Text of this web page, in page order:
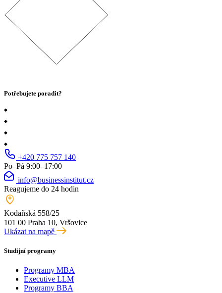
Potřebujete poradit?
+420 775 757 140
Po–Pá 9:00–17:00
info@businessinstitut.cz
Reagujeme do 24 hodin
Kodaňská 558/25
101 00 Praha 10, Vršovice
Ukázat na mapě
Studijní programy
Programy MBA
Executive LLM
Programy BBA